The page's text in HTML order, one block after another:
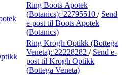
Ring Boots Apotek
(Botanics): 22795510 / Send
e-post til Boots Apotek
(Botanics)
Ring Krogh Optikk (Bottega
Veneta): 22228282 / Send e-
post til Krogh Optikk
(Bottega Veneta)